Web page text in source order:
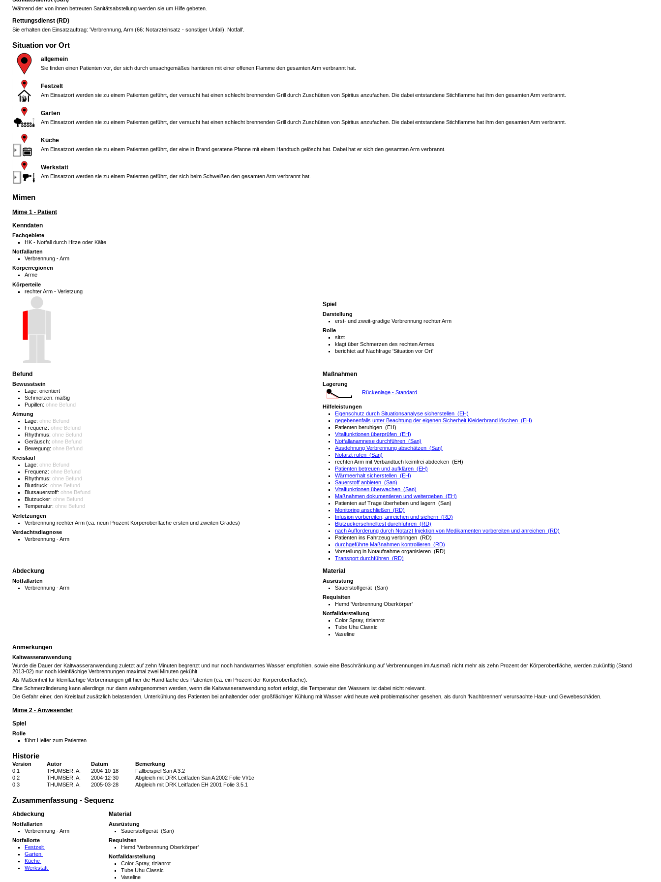
Während der von ihnen betreuten Sanitätsabstellung werden sie um Hilfe gebeten.
Rettungsdienst (RD)
Sie erhalten den Einsatzauftrag: 'Verbrennung, Arm (66: Notarzteinsatz - sonstiger Unfall); Notfall'.
Situation vor Ort
allgemein
Sie finden einen Patienten vor, der sich durch unsachgemäßes hantieren mit einer offenen Flamme den gesamten Arm verbrannt hat.
Festzelt
Am Einsatzort werden sie zu einem Patienten geführt, der versucht hat einen schlecht brennenden Grill durch Zuschütten von Spiritus anzufachen. Die dabei entstandene Stichflamme hat ihm den gesamten Arm verbrannt.
Garten
Am Einsatzort werden sie zu einem Patienten geführt, der versucht hat einen schlecht brennenden Grill durch Zuschütten von Spiritus anzufachen. Die dabei entstandene Stichflamme hat ihm den gesamten Arm verbrannt.
Küche
Am Einsatzort werden sie zu einem Patienten geführt, der eine in Brand geratene Pfanne mit einem Handtuch gelöscht hat. Dabei hat er sich den gesamten Arm verbrannt.
Werkstatt
Am Einsatzort werden sie zu einem Patienten geführt, der sich beim Schweißen den gesamten Arm verbrannt hat.
Mimen
Mime 1 - Patient
Kenndaten
Fachgebiete
HK - Notfall durch Hitze oder Kälte
Notfallarten
Verbrennung - Arm
Körperregionen
Arme
Körperteile
rechter Arm - Verletzung
Spiel
Darstellung
erst- und zweit-gradige Verbrennung rechter Arm
Rolle
sitzt
klagt über Schmerzen des rechten Armes
berichtet auf Nachfrage 'Situation vor Ort'
Befund
Bewusstsein
Lage: orientiert
Schmerzen: mäßig
Pupillen: ohne Befund
Atmung
Lage: ohne Befund
Frequenz: ohne Befund
Rhythmus: ohne Befund
Geräusch: ohne Befund
Bewegung: ohne Befund
Kreislauf
Lage: ohne Befund
Frequenz: ohne Befund
Rhythmus: ohne Befund
Blutdruck: ohne Befund
Blutsauerstoff: ohne Befund
Blutzucker: ohne Befund
Temperatur: ohne Befund
Verletzungen
Verbrennung rechter Arm (ca. neun Prozent Körperoberfläche ersten und zweiten Grades)
Verdachtsdiagnose
Verbrennung - Arm
Maßnahmen
Lagerung
Rückenlage - Standard
Hilfeleistungen
Eigenschutz durch Situationsanalyse sicherstellen (EH)
gegebenenfalls unter Beachtung der eigenen Sicherheit Kleiderbrand löschen (EH)
Patienten beruhigen (EH)
Vitalfunktionen überprüfen (EH)
Notfallanamnese durchführen (San)
Ausdehnung Verbrennung abschätzen (San)
Notarzt rufen (San)
rechten Arm mit Verbandtuch keimfrei abdecken (EH)
Patienten betreuen und aufklären (EH)
Wärmeerhalt sicherstellen (EH)
Sauerstoff anbieten (San)
Vitalfunktionen überwachen (San)
Maßnahmen dokumentieren und weitergeben (EH)
Patienten auf Trage überheben und lagern (San)
Monitoring anschließen (RD)
Infusion vorbereiten, anreichen und sichern (RD)
Blutzuckerschnelltest durchführen (RD)
nach Aufforderung durch Notarzt Injektion von Medikamenten vorbereiten und anreichen (RD)
Patienten ins Fahrzeug verbringen (RD)
durchgeführte Maßnahmen kontrollieren (RD)
Vorstellung in Notaufnahme organisieren (RD)
Transport durchführen (RD)
Abdeckung
Notfallarten
Verbrennung - Arm
Material
Ausrüstung
Sauerstoffgerät (San)
Requisiten
Hemd 'Verbrennung Oberkörper'
Notfalldarstellung
Color Spray, tizianrot
Tube Uhu Classic
Vaseline
Anmerkungen
Kaltwasseranwendung
Wurde die Dauer der Kaltwasseranwendung zuletzt auf zehn Minuten begrenzt und nur noch handwarmes Wasser empfohlen, sowie eine Beschränkung auf Verbrennungen im Ausmaß nicht mehr als zehn Prozent der Körperoberfläche, werden zukünftig (Stand
2013-02) nur noch kleinflächige Verbrennungen maximal zwei Minuten gekühlt.
Als Maßeinheit für kleinflächige Verbrennungen gilt hier die Handfläche des Patienten (ca. ein Prozent der Körperoberfläche).
Eine Schmerzlinderung kann allerdings nur dann wahrgenommen werden, wenn die Kaltwasseranwendung sofort erfolgt, die Temperatur des Wassers ist dabei nicht relevant.
Die Gefahr einer, den Kreislauf zusätzlich belastenden, Unterkühlung des Patienten bei anhaltender oder großflächiger Kühlung mit Wasser wird heute weit problematischer gesehen, als durch 'Nachbrennen' verursachte Haut- und Gewebeschäden.
Mime 2 - Anwesender
Spiel
Rolle
führt Helfer zum Patienten
Historie
Version Autor Datum
Bemerkung
0.1
THUMSER, A. 2004-10-18
Fallbeispiel San A 3.2
0.2
THUMSER, A. 2004-12-30
Abgleich mit DRK Leitfaden San A 2002 Folie VI/1c
0.3
THUMSER, A. 2005-03-28 Abgleich mit DRK Leitfaden EH 2001 Folie 3.5.1
Zusammenfassung - Sequenz
Abdeckung
Notfallarten
Verbrennung - Arm
Notfallorte
Festzelt
Garten
Küche
Werkstatt
Material
Ausrüstung
Sauerstoffgerät (San)
Requisiten
Hemd 'Verbrennung Oberkörper'
Notfalldarstellung
Color Spray, tizianrot
Tube Uhu Classic
Vaseline